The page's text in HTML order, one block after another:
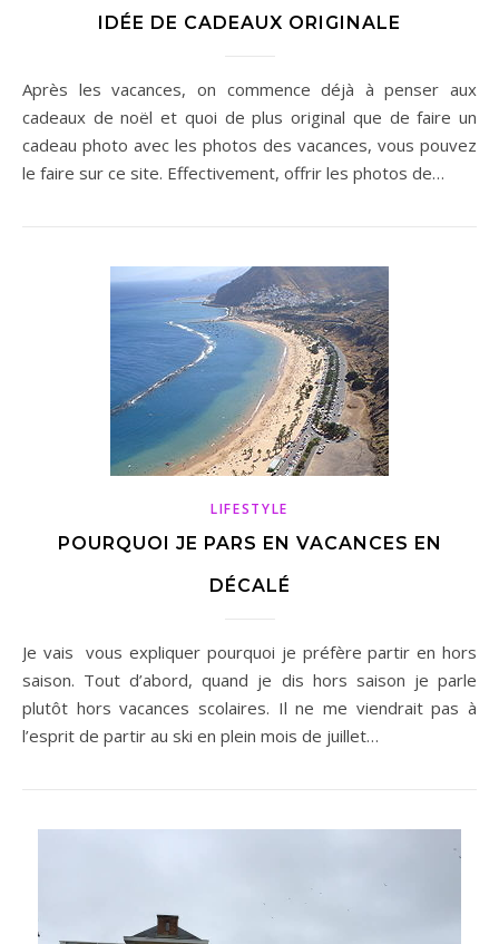
IDÉE DE CADEAUX ORIGINALE
Après les vacances, on commence déjà à penser aux
cadeaux de noël et quoi de plus original que de faire un
cadeau photo avec les photos des vacances, vous pouvez
le faire sur ce site. Effectivement, offrir les photos de…
LIFESTYLE
POURQUOI JE PARS EN VACANCES EN
DÉCALÉ
Je vais vous expliquer pourquoi je préfère partir en hors
saison. Tout d’abord, quand je dis hors saison je parle
plutôt hors vacances scolaires. Il ne me viendrait pas à
l’esprit de partir au ski en plein mois de juillet…